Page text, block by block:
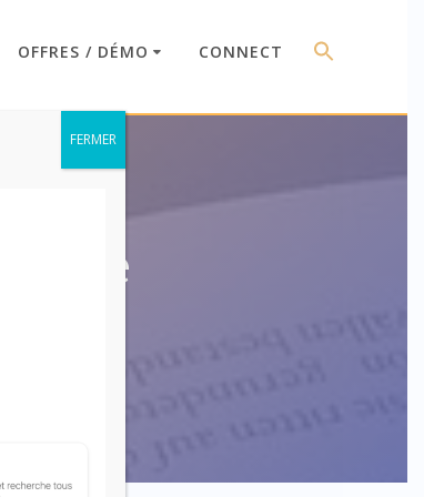
OFFRES / DÉMO CONNECT
FERMER